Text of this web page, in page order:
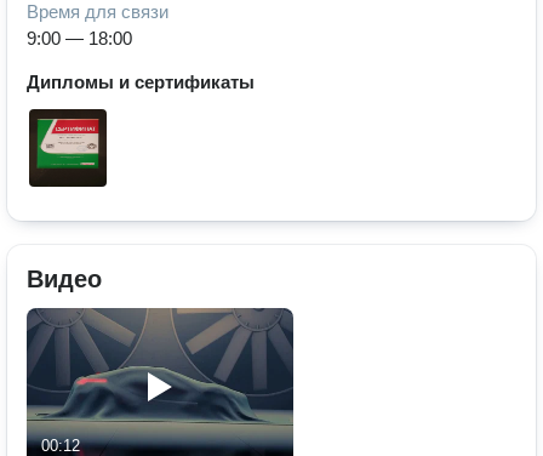
Время для связи
9:00 — 18:00
Дипломы и сертификаты
Видео
00:12